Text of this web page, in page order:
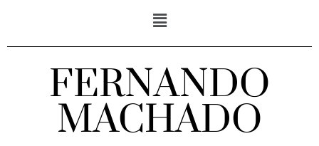
FERNANDO
MACHADO